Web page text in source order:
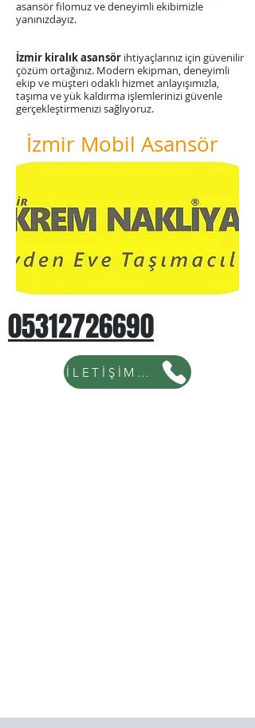
asansör filomuz ve deneyimli ekibimizle
yanınızdayız.
​İzmir kiralık asansör ihtiyaçlarınız için güvenilir
çözüm ortağınız. Modern ekipman, deneyimli
ekip ve müşteri odaklı hizmet anlayışımızla,
taşıma ve yük kaldırma işlemlerinizi güvenle
gerçekleştirmenizi sağlıyoruz.
İzmir Mobil Asansör
05312726690
İLETİŞİM İÇİN TIKLAYINIZ...